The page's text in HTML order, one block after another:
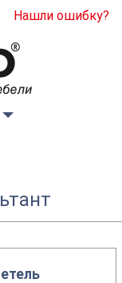
Нашли ошибку?